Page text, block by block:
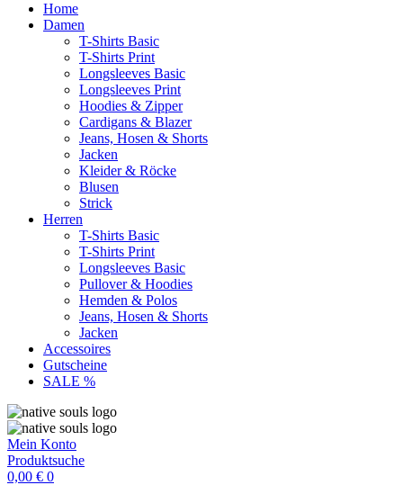
Home
Damen
T-Shirts Basic
T-Shirts Print
Longsleeves Basic
Longsleeves Print
Hoodies & Zipper
Cardigans & Blazer
Jeans, Hosen & Shorts
Jacken
Kleider & Röcke
Blusen
Strick
Herren
T-Shirts Basic
T-Shirts Print
Longsleeves Basic
Pullover & Hoodies
Hemden & Polos
Jeans, Hosen & Shorts
Jacken
Accessoires
Gutscheine
SALE %
Mein Konto
Produktsuche
0,00 € 0